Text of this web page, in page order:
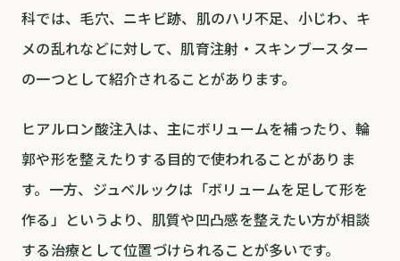
科では、毛穴、ニキビ跡、肌のハリ不足、小じわ、キ
メの乱れなどに対して、肌育注射・スキンブースター
の一つとして紹介されることがあります。
ヒアルロン酸注入は、主にボリュームを補ったり、輪
郭や形を整えたりする目的で使われることがありま
す。一方、ジュベルックは「ボリュームを足して形を
作る」というより、肌質や凹凸感を整えたい方が相談
する治療として位置づけられることが多いです。